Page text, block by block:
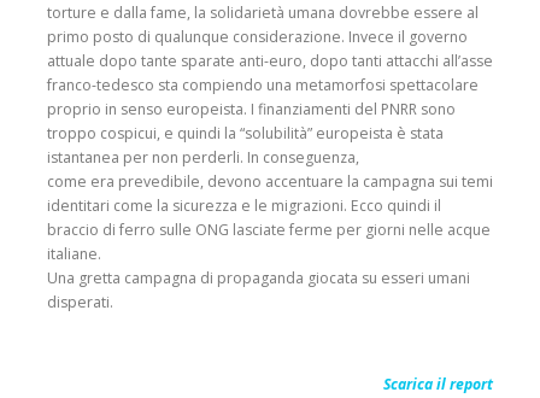
torture e dalla fame, la solidarietà umana dovrebbe essere al
primo posto di qualunque considerazione. Invece il governo
attuale dopo tante sparate anti-euro, dopo tanti attacchi all’asse
franco-tedesco sta compiendo una metamorfosi spettacolare
proprio in senso europeista. I finanziamenti del PNRR sono
troppo cospicui, e quindi la “solubilità” europeista è stata
istantanea per non perderli. In conseguenza,
come era prevedibile, devono accentuare la campagna sui temi
identitari come la sicurezza e le migrazioni. Ecco quindi il
braccio di ferro sulle ONG lasciate ferme per giorni nelle acque
italiane.
Una gretta campagna di propaganda giocata su esseri umani
disperati.
Scarica il report